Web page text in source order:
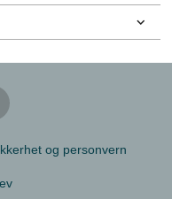
og personvern